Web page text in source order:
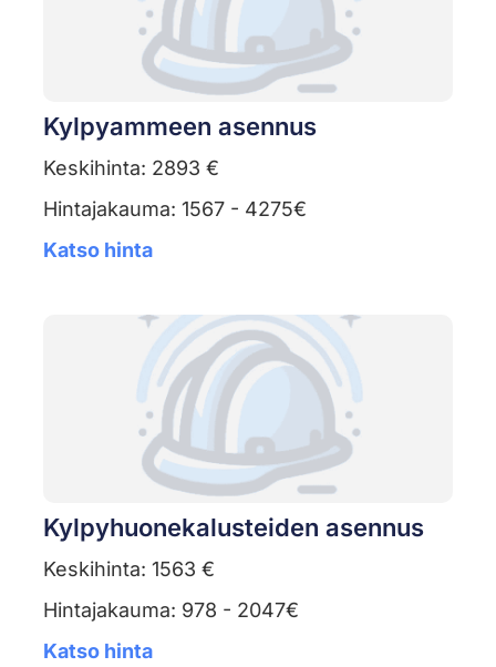
Kylpyammeen asennus
Keskihinta: 2893 €
Hintajakauma: 1567 - 4275€
Katso hinta
Kylpyhuonekalusteiden asennus
Keskihinta: 1563 €
Hintajakauma: 978 - 2047€
Katso hinta